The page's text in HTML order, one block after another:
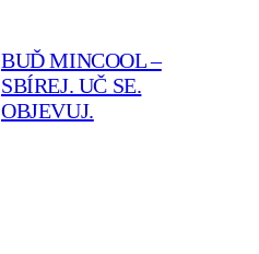
BUĎ MINCOOL –
SBÍREJ. UČ SE.
OBJEVUJ.